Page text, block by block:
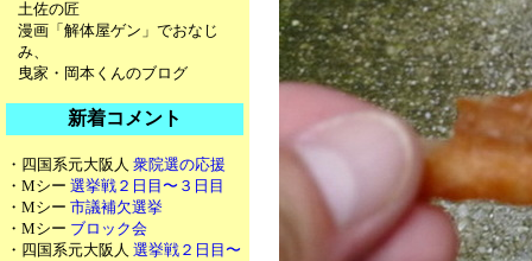
土佐の匠
漫画「解体屋ゲン」でおなじ
み、
曳家・岡本くんのブログ
新着コメント
・四国系元大阪人 衆院選の応援
・Mシー 選挙戦２日目〜３日目
・Mシー 市議補欠選挙
・Mシー ブロック会
・四国系元大阪人 選挙戦２日目〜